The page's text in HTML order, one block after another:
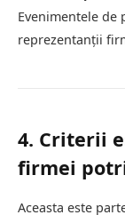
Evenimentele
reprezentanții
4. Criterii
firmei
Aceasta este